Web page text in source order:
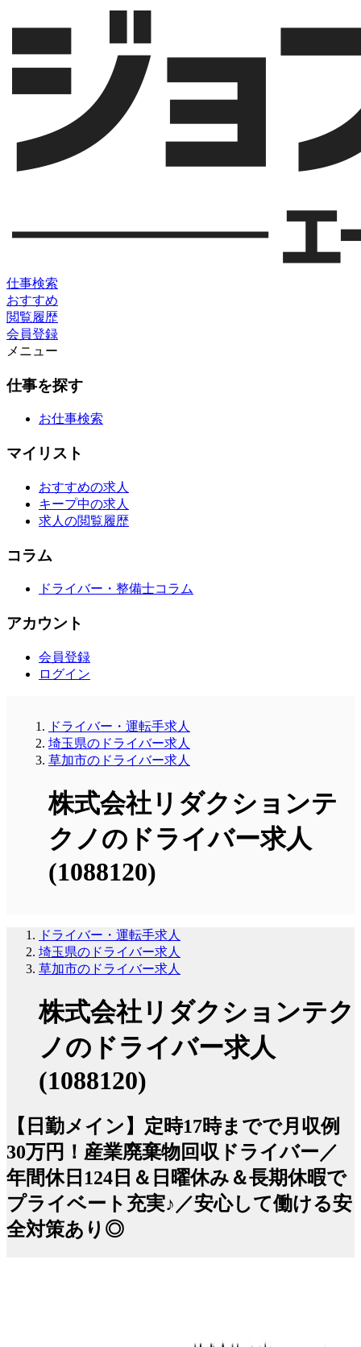
仕事検索
おすすめ
閲覧履歴
会員登録
メニュー
仕事を探す
お仕事検索
マイリスト
おすすめの求人
キープ中の求人
求人の閲覧履歴
コラム
ドライバー・整備士コラム
アカウント
会員登録
ログイン
ドライバー・運転手求人
埼玉県のドライバー求人
草加市のドライバー求人
株式会社リダクションテ
クノのドライバー求人
(1088120)
ドライバー・運転手求人
埼玉県のドライバー求人
草加市のドライバー求人
株式会社リダクションテク
ノのドライバー求人
(1088120)
【日勤メイン】定時17時までで月収例
30万円！産業廃棄物回収ドライバー／
年間休日124日＆日曜休み＆長期休暇で
プライベート充実♪／安心して働ける安
全対策あり◎